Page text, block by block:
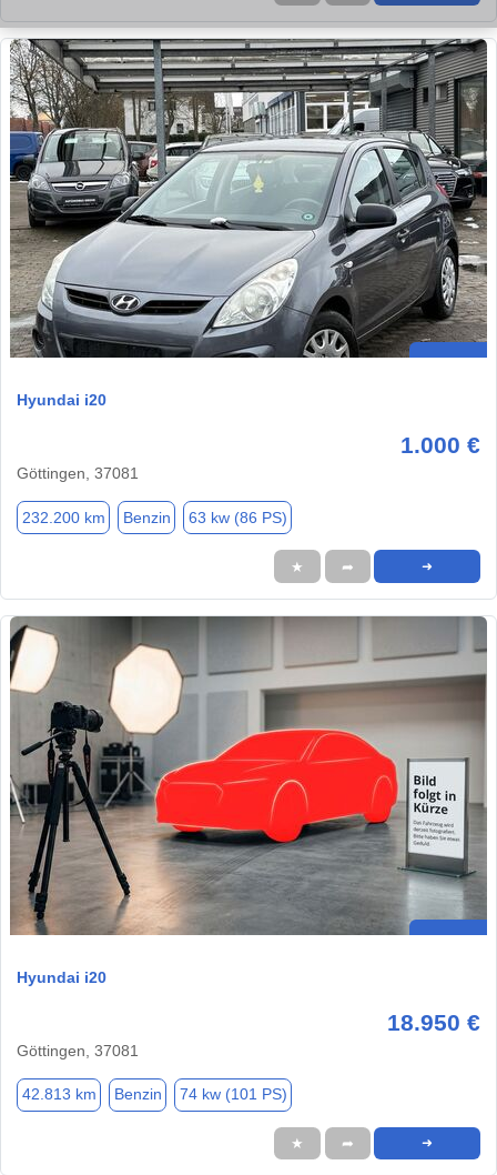
Hyundai i20
1.000 €
Göttingen, 37081
232.200 km Benzin 63 kw (86 PS)
★ ➦ ➜
Hyundai i20
18.950 €
Göttingen, 37081
42.813 km Benzin 74 kw (101 PS)
★ ➦ ➜